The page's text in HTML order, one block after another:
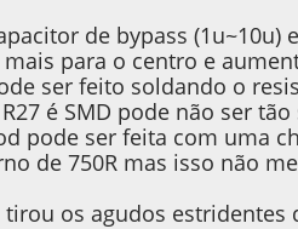
de bypass (1u~10u)
para o centro e
ser feito soldando o
é SMD pode não ser
pode ser feita com uma
de 750R mas isso não
os agudos